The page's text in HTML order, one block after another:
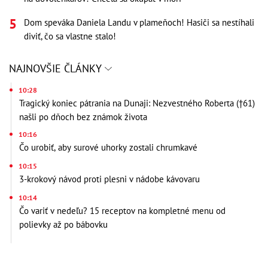
Dom speváka Daniela Landu v plameňoch! Hasiči sa nestíhali
diviť, čo sa vlastne stalo!
NAJNOVŠIE ČLÁNKY
10:28
Tragický koniec pátrania na Dunaji: Nezvestného Roberta (†61)
našli po dňoch bez známok života
10:16
Čo urobiť, aby surové uhorky zostali chrumkavé
10:15
3-krokový návod proti plesni v nádobe kávovaru
10:14
Čo variť v nedeľu? 15 receptov na kompletné menu od
polievky až po bábovku